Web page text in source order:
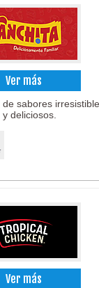
Ver más
de sabores
deliciosos.
Ver más